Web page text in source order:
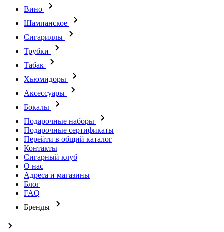
Вино
Шампанское
Сигариллы
Трубки
Табак
Хьюмидоры
Аксессуары
Бокалы
Подарочные наборы
Подарочные сертификаты
Перейти в общий каталог
Контакты
Сигарный клуб
О нас
Адреса и магазины
Блог
FAQ
Бренды